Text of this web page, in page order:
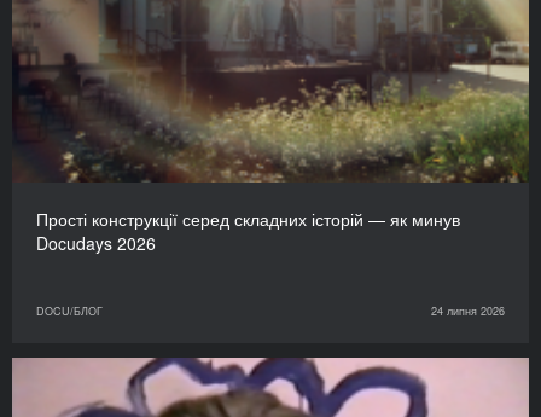
Прості конструкції серед складних історій — як минув
Docudays 2026
DOCU/БЛОГ 24 липня 2026